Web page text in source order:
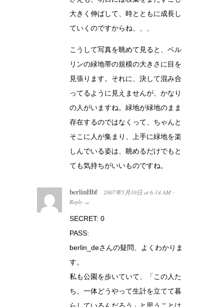
大きく伸ばして、時とともに成長し
ていくのですからね、、、
こうして写真を眺めて見ると、ベル
リンの緑地帯の規模の大きさに目を
見張ります。それに、決して混み合
ってるように見えませんが、かなり
の人がいますね。緑地が緑地のまま
存在するのではなくって、ちゃんと
そこに人が集まり、上手に緑地を楽
しんでいる姿は、眺めるだけでもと
ても気持ちがいいものですね。
berlinHbf 2007年5月10日 at 6:14 AM ·
Reply →
SECRET: 0
PASS:
berlin_deさんの疑問、よくわかりま
す。
私も公園を歩いていて、「この人た
ち、一体どうやって生計を立てて暮